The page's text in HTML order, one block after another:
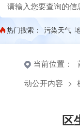
热门搜索： 污染天气
当前位置：
动公开内容 >
区